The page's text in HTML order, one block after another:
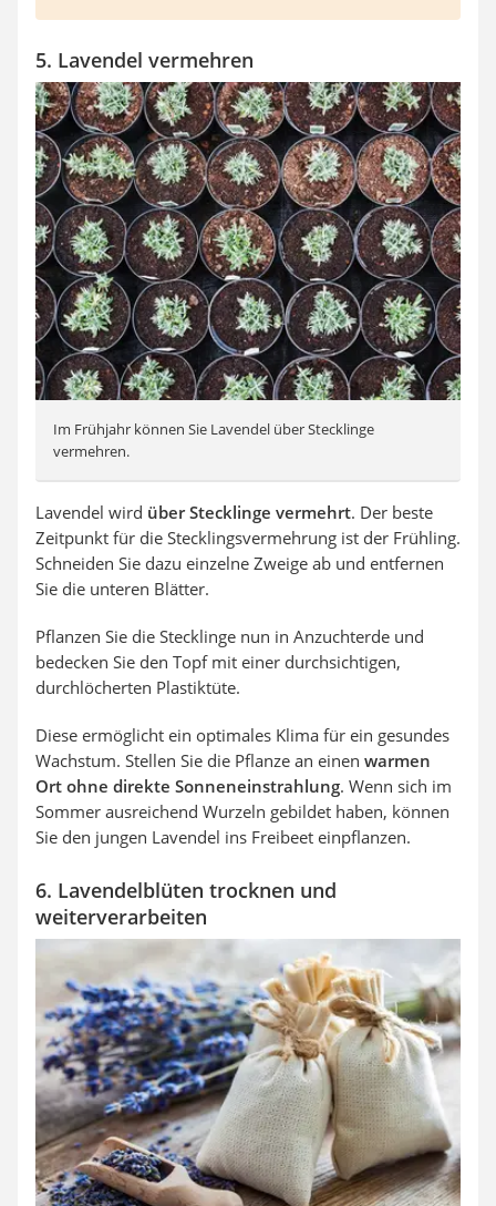
5. Lavendel vermehren
Im Frühjahr können Sie Lavendel über Stecklinge
vermehren.
Lavendel wird über Stecklinge vermehrt. Der beste
Zeitpunkt für die Stecklingsvermehrung ist der Frühling.
Schneiden Sie dazu einzelne Zweige ab und entfernen
Sie die unteren Blätter.
Pflanzen Sie die Stecklinge nun in Anzuchterde und
bedecken Sie den Topf mit einer durchsichtigen,
durchlöcherten Plastiktüte.
Diese ermöglicht ein optimales Klima für ein gesundes
Wachstum. Stellen Sie die Pflanze an einen warmen
Ort ohne direkte Sonneneinstrahlung. Wenn sich im
Sommer ausreichend Wurzeln gebildet haben, können
Sie den jungen Lavendel ins Freibeet einpflanzen.
6. Lavendelblüten trocknen und
weiterverarbeiten